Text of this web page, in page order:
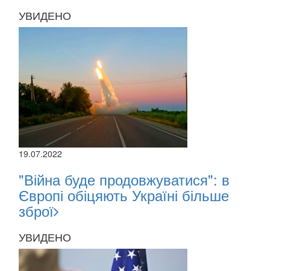
УВИДЕНО
19.07.2022
"Війна буде продовжуватися": в
Європі обіцяють Україні більше
зброї
УВИДЕНО